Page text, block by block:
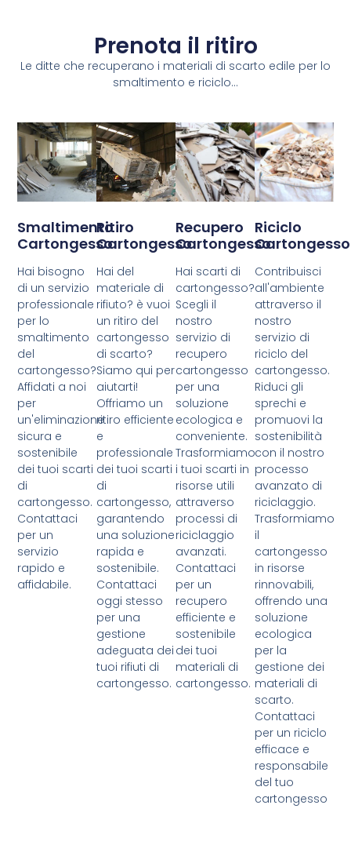
Prenota il ritiro
Le ditte che recuperano i materiali di scarto edile per lo
smaltimento e riciclo...
Smaltimento
Cartongesso
Hai bisogno
di un servizio
professionale
per lo
smaltimento
del
cartongesso?
Affidati a noi
per
un'eliminazione
sicura e
sostenibile
dei tuoi scarti
di
cartongesso.
Contattaci
per un
servizio
rapido e
affidabile.
Ritiro
Cartongesso
Hai del
materiale di
rifiuto? è vuoi
un ritiro del
cartongesso
di scarto?
Siamo qui per
aiutarti!
Offriamo un
ritiro efficiente
e
professionale
dei tuoi scarti
di
cartongesso,
garantendo
una soluzione
rapida e
sostenibile.
Contattaci
oggi stesso
per una
gestione
adeguata dei
tuoi rifiuti di
cartongesso.
Recupero
Cartongesso
Hai scarti di
cartongesso?
Scegli il
nostro
servizio di
recupero
cartongesso
per una
soluzione
ecologica e
conveniente.
Trasformiamo
i tuoi scarti in
risorse utili
attraverso
processi di
riciclaggio
avanzati.
Contattaci
per un
recupero
efficiente e
sostenibile
dei tuoi
materiali di
cartongesso.
Riciclo
Cartongesso
Contribuisci
all'ambiente
attraverso il
nostro
servizio di
riciclo del
cartongesso.
Riduci gli
sprechi e
promuovi la
sostenibilità
con il nostro
processo
avanzato di
riciclaggio.
Trasformiamo
il
cartongesso
in risorse
rinnovabili,
offrendo una
soluzione
ecologica
per la
gestione dei
materiali di
scarto.
Contattaci
per un riciclo
efficace e
responsabile
del tuo
cartongesso